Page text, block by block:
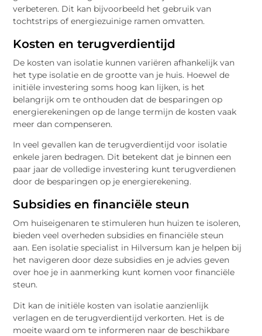
verbeteren. Dit kan bijvoorbeeld het gebruik van
tochtstrips of energiezuinige ramen omvatten.
Kosten en terugverdientijd
De kosten van isolatie kunnen variëren afhankelijk van
het type isolatie en de grootte van je huis. Hoewel de
initiële investering soms hoog kan lijken, is het
belangrijk om te onthouden dat de besparingen op
energierekeningen op de lange termijn de kosten vaak
meer dan compenseren.
In veel gevallen kan de terugverdientijd voor isolatie
enkele jaren bedragen. Dit betekent dat je binnen een
paar jaar de volledige investering kunt terugverdienen
door de besparingen op je energierekening.
Subsidies en financiële steun
Om huiseigenaren te stimuleren hun huizen te isoleren,
bieden veel overheden subsidies en financiële steun
aan. Een isolatie specialist in Hilversum kan je helpen bij
het navigeren door deze subsidies en je advies geven
over hoe je in aanmerking kunt komen voor financiële
steun.
Dit kan de initiële kosten van isolatie aanzienlijk
verlagen en de terugverdientijd verkorten. Het is de
moeite waard om te informeren naar de beschikbare